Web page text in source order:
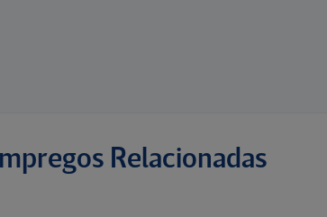
Relacionadas